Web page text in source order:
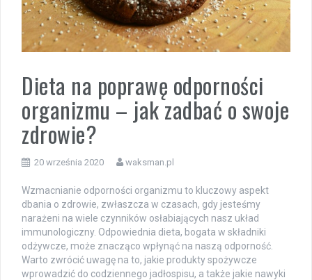
Dieta na poprawę odporności
organizmu – jak zadbać o swoje
zdrowie?
20 września 2020 waksman.pl
Wzmacnianie odporności organizmu to kluczowy aspekt
dbania o zdrowie, zwłaszcza w czasach, gdy jesteśmy
narażeni na wiele czynników osłabiających nasz układ
immunologiczny. Odpowiednia dieta, bogata w składniki
odżywcze, może znacząco wpłynąć na naszą odporność.
Warto zwrócić uwagę na to, jakie produkty spożywcze
wprowadzić do codziennego jadłospisu, a także jakie nawyki